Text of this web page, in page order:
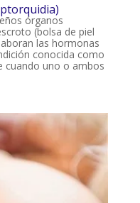
órganos
(bolsa de piel
las hormonas
conocida como
cuando uno o ambos